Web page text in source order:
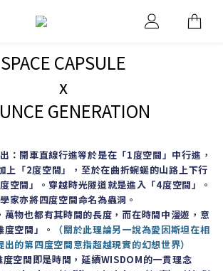
EXPRESS WORLDWIDE SHIPPING
SPACE CAPSULE
x
GENERATION
開車直線行進等於是在「1度空間」中行進，
上「2度空間」，至於在曲折蜿蜒的山路上下行
度空間」。穿越時光隧道就是進入「4度空間」。
家亦將四度空間命名為蟲洞。
萬物也都有其時間的長度，而在時間中漫遊，意
空間」。
（關於此理論另一說為愛因斯坦在相
的第四度空間意指超越現實的幻想世界）
空間即是時間，延續WISDOM的一貫理念